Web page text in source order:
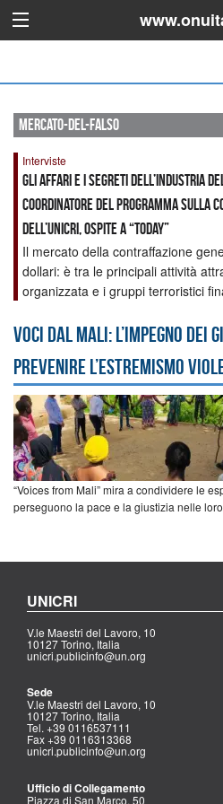
mercato-del-falso
Interviste
Gli affari e i segreti dell’industria
Coordinatore del programma sulla
dell’UNICRI, ospite a “Today”
Il mercato della contraffazione
dollari: è tra le principali attività
organizzata e i gruppi terroristici
Voci dal Mali: l’impegno dei
prevenire l’estremismo
“Voices from Mali” mira a condividere le
perseguono la pace e la giustizia nelle
UNICRI
V.le Maestri del Lavoro, 10
10127 Torino, Italia
unicri.publicinfo@un.org
Sede
V.le Maestri del Lavoro, 10
10127 Torino, Italia
Tel. +39 0116537111
Fax +39 0116313368
unicri.publicinfo@un.org
Ufficio di Collegamento
Piazza di San Marco, 50